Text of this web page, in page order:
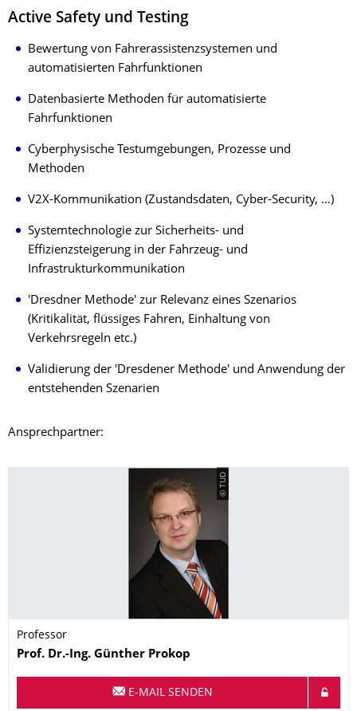
Active Safety und Testing
Bewertung von Fahrerassistenzsystemen und
automatisierten Fahrfunktionen
Datenbasierte Methoden für automatisierte
Fahrfunktionen
Cyberphysische Testumgebungen, Prozesse und
Methoden
V2X-Kommunikation (Zustandsdaten, Cyber-Security, …)
Systemtechnologie zur Sicherheits- und
Effizienzsteigerung in der Fahrzeug- und
Infrastrukturkommunikation
'Dresdner Methode' zur Relevanz eines Szenarios
(Kritikalität, flüssiges Fahren, Einhaltung von
Verkehrsregeln etc.)
Validierung der 'Dresdener Methode' und Anwendung der
entstehenden Szenarien
Ansprechpartner:
© TUD
Professor
Name
Prof. Dr.-Ing. Günther Prokop
E-MAIL SENDEN